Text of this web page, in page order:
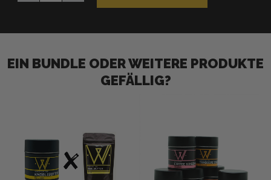
EIN BUNDLE ODER WEITERE PRODUKTE
GEFÄLLIG?